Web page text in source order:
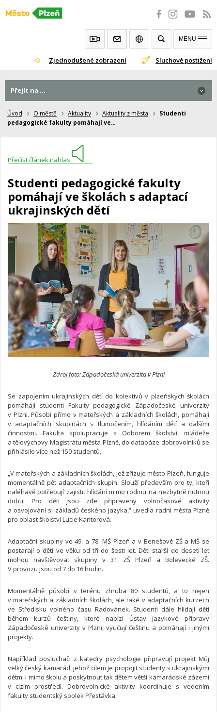
Přeskočit
Zjednodušené zobrazení Sluchově postižení
MENU
Úvod O městě Aktuality Aktuality z města
Studenti
pedagogické fakulty pomáhají ve…
Přečíst článek nahlas
Studenti pedagogické fakulty
pomáhají ve školách s adaptací
ukrajinských dětí
Zdroj foto: Západočeská univerzita v Plzni
Se zapojením ukrajinských dětí do kolektivů v plzeňských školách
pomáhají studenti Fakulty pedagogické Západočeské univerzity
v Plzni. Působí přímo v mateřských a základních školách, pomáhají
v adaptačních skupinách s tlumočením, hlídáním dětí a dalšími
činnostmi. Fakulta spolupracuje s Odborem školství, mládeže
a tělovýchovy Magistrátu města Plzně, do databáze dobrovolníků se
přihlásilo více než 150 studentů.
„V mateřských a základních školách, jež zřizuje město Plzeň, funguje
momentálně pět adaptačních skupin. Slouží především pro ty, kteří
naléhavě potřebují zajistit hlídání mimo rodinu na nezbytně nutnou
dobu. Pro děti jsou zde připraveny volnočasové aktivity
a osvojování si základů českého jazyka,“ uvedla radní města Plzně
pro oblast školství Lucie Kantorová.
Adaptační skupiny ve 49. a 78. MŠ Plzeň a v Benešově ZŠ a MŠ se
postarají o děti ve věku od tří do šesti let. Děti starší do deseti let
mohou navštěvovat skupiny v 31. ZŠ Plzeň a Bolevecké ZŠ.
V provozu jsou od 7 do 16 hodin.
Momentálně působí v terénu zhruba 80 studentů, a to nejen
v mateřských a základních školách, ale také v adaptačních kurzech
ve Středisku volného času Radovánek. Studenti dále hlídají děti
během kurzů češtiny, které nabízí Ústav jazykové přípravy
Západočeské univerzity v Plzni, vyučují češtinu a pomáhají i jinými
projekty.
Například posluchači z katedry psychologie připravují projekt Můj
velký český kamarád, jehož cílem je propojit studenty s ukrajinskými
dětmi i mimo školu a poskytnout tak dětem větší kamarádské zázemí
v cizím prostředí. Dobrovolnické aktivity koordinuje s vedením
fakulty studentský spolek Přestávka.
Přejít na ...